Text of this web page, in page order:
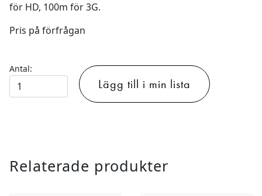
för HD, 100m för 3G.
Pris på förfrågan
Antal:
ONE
TV
mängd
Lägg till i min lista
Relaterade produkter